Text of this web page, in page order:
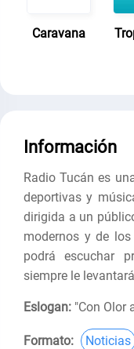
Caravana
Información
Radio Tucán es
deportivas y
dirigida a un
modernos y de los
podrá escuchar
siempre le
Eslogan: "Con Olor
Formato: Noticias